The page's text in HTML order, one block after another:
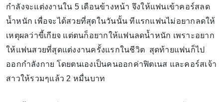
กำลังจะแต่งงานใน 5 เดือนข้างหน้า จึงให้แฟนเข้าคอร์สลด
น้ำหนัก เพื่อจะได้สวยที่สุดในวันนั้น ทีแรกแฟนไม่อยากลดให้
เหตุผลว่าขี้เกียจ แต่ตนก็อยากให้แฟนลดน้ำหนัก เพราะอยาก
ให้แฟนสวยที่สุดแต่งงานครั้งแรกในชีวิต สุดท้ายแฟนก็ไป
ออกกำลังกาย โดยตนเองเป็นคนออกค่าฟิตเนส และคอร์สเจ้า
สาวให้รวมๆแล้ว 2 หมื่นบาท